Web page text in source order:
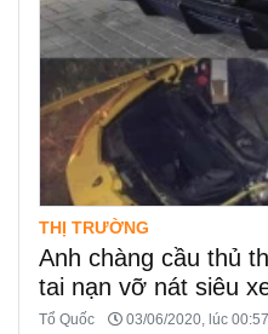
THỊ TRƯỜNG
Anh chàng cầu thủ
tai nạn vỡ nát siêu
Tổ Quốc 03/06/2020, lúc 00:57